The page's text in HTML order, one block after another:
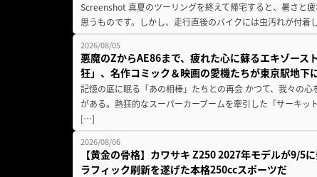
Screenshot 真夏のツーリングを終えて帰宅すると、暑さと
思うものです。しかし、走行直後のバイクには虫汚れが付
2026/08/05
悪魔のZからAE86まで、疲れた心に蘇るエキゾース
狂」、名作コミック＆映画の愛機たちが東京駅地下
記憶の底に眠る「あの相棒」たちとの再会 かつて、我々の
がある。熱狂的なスーパーカーブームを牽引した『サーキッ
[…]
2026/08/06
【黄金の骨格】カワサキ Z250 2027年モデルが9/5
ラフィック刷新を遂げた本格250ccスポーツだ